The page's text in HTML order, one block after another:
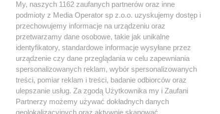
5 / 0
Wydawca mediów lokalnych
Nie zapomnij
zapoznać się z:
polityką prywatności regulamin korzystania z portali
Twojemiasto
Piekary Śląskie
Skontakuj sięz nami
Kontakt
My, naszych 1162 zaufanych partnerów oraz inne
podmioty z Media Operator sp z.o.o. uzyskujemy dostęp i
przechowujemy informacje na urządzeniu oraz
przetwarzamy dane osobowe, takie jak unikalne
identyfikatory, standardowe informacje wysyłane przez
urządzenie czy dane przeglądania w celu zapewniania
spersonalizowanych reklam, wybór spersonalizowanych
treści, pomiar reklam i treści, badanie odbiorców oraz
ulepszanie usług. Za zgodą Użytkownika my i Zaufani
Partnerzy możemy używać dokładnych danych
geolokalizacyjnych oraz aktywnie skanować